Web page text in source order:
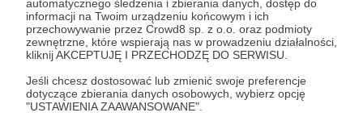
automatycznego śledzenia i zbierania danych, dostęp do
informacji na Twoim urządzeniu końcowym i ich
przechowywanie przez Crowd8 sp. z o.o. oraz podmioty
zewnętrzne, które wspierają nas w prowadzeniu działalności,
kliknij AKCEPTUJĘ I PRZECHODZĘ DO SERWISU.
Jeśli chcesz dostosować lub zmienić swoje preferencje
dotyczące zbierania danych osobowych, wybierz opcję
"USTAWIENIA ZAAWANSOWANE".
Udostępnij